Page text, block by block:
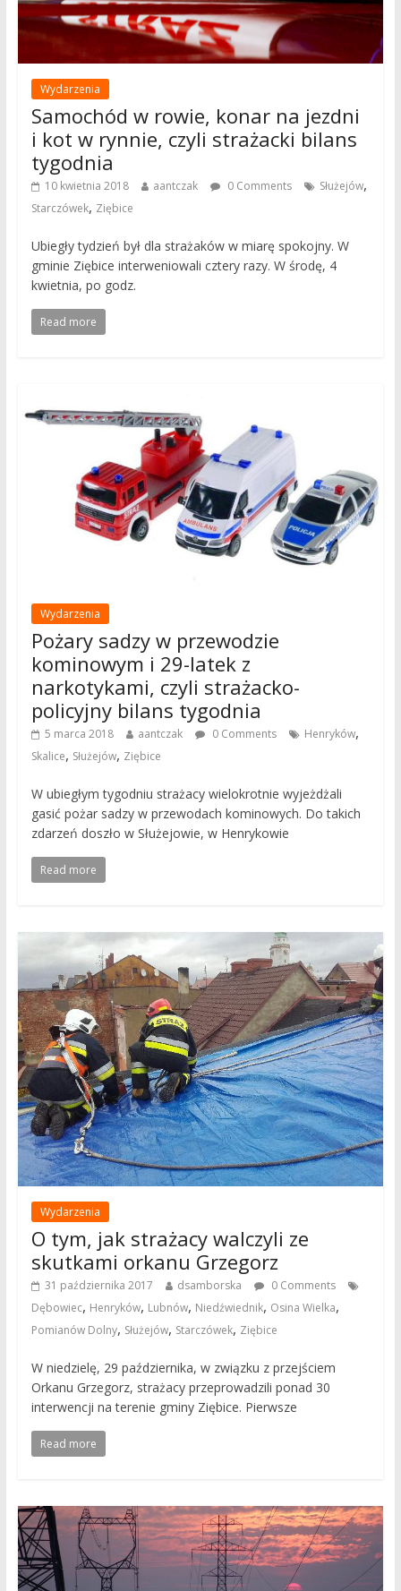
Wydarzenia
Samochód w rowie, konar na jezdni
i kot w rynnie, czyli strażacki bilans
tygodnia
10 kwietnia 2018 aantczak 0 Comments Służejów,
Starczówek, Ziębice
Ubiegły tydzień był dla strażaków w miarę spokojny. W
gminie Ziębice interweniowali cztery razy. W środę, 4
kwietnia, po godz.
Read more
Wydarzenia
Pożary sadzy w przewodzie
kominowym i 29-latek z
narkotykami, czyli strażacko-
policyjny bilans tygodnia
5 marca 2018 aantczak 0 Comments Henryków,
Skalice, Służejów, Ziębice
W ubiegłym tygodniu strażacy wielokrotnie wyjeżdżali
gasić pożar sadzy w przewodach kominowych. Do takich
zdarzeń doszło w Służejowie, w Henrykowie
Read more
Wydarzenia
O tym, jak strażacy walczyli ze
skutkami orkanu Grzegorz
31 października 2017 dsamborska
0 Comments
Dębowiec, Henryków, Lubnów, Niedźwiednik, Osina Wielka,
Pomianów Dolny, Służejów, Starczówek, Ziębice
W niedzielę, 29 października, w związku z przejściem
Orkanu Grzegorz, strażacy przeprowadzili ponad 30
interwencji na terenie gminy Ziębice. Pierwsze
Read more